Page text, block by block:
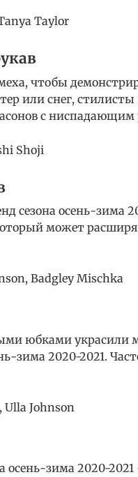
Taylor
чтобы
или снег,
с ниспадающим
Shoji
сезона осень-зима
может
Badgley Mischka
юбками украсили
зима 2020-2021.
Ulla Johnson
осень-зима 2020-